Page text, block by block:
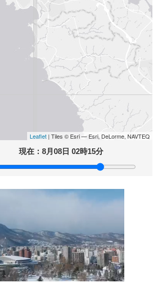
Leaflet | Tiles © Esri — Esri, DeLorme, NAVTEQ
現在：8月08日 02時15分